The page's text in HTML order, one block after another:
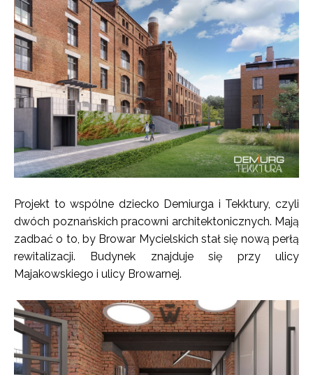
Projekt to wspólne dziecko Demiurga i Tekktury, czyli
dwóch poznańskich pracowni architektonicznych. Mają
zadbać o to, by Browar Mycielskich stał się nową perłą
rewitalizacji. Budynek znajduje się przy ulicy
Majakowskiego i ulicy Browarnej.